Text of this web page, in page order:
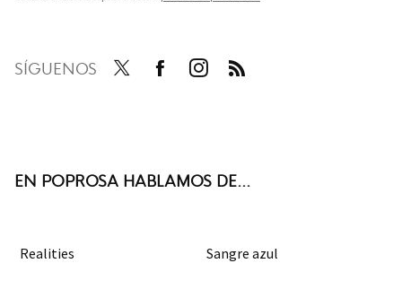
SÍGUENOS
EN POPROSA HABLAMOS DE...
Realities Sangre azul